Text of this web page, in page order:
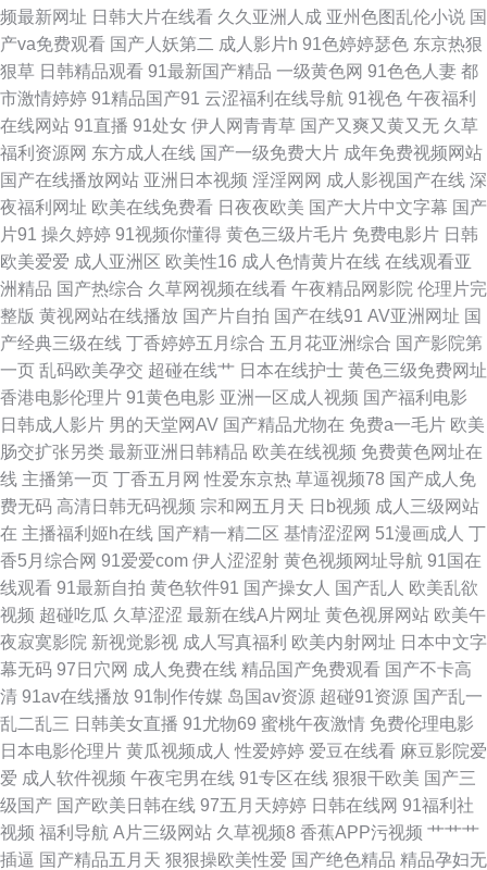
操片 97人妻资源 菠萝AV在线电影 午夜老司机视频 激情文学日韩 超碰操逼
网 欧美岛国网站 久久情爱网 91视频永久网址 午夜欧美剧场 日韩特黄 天天
干网址 日本不卡一三区 在线色情2026 91精品影视区 日本不卡AC www日逼
97色综合网 四虎色播 91茄子看片 韩国AV在线青青 日本在线A√ 免费上网看
AV 狠狠撸狠狠操 伊人院大香蕉 欧美特级片官网 第一福利视频导航 国产区熟
女 免费黑丝自慰网 国产专区中 97色国产 91福利是看爽片 成人毛片基地 久
久蜜芽影视 香蕉视频网 日韩AV官网 美女被草网站 91导航入口 男人资源 日
韩理伦Ⅴa 韩日欧美好看剧 精品伊人久久伊人 做爱网站91 国产精品射 宅福
利导航 大香蕉综合久久 99欧美不能看 精品国产一二三 国产123页 www91一
区 超碰人人97在线 午夜福利院产业 午夜激情网址 欧美黄色网络 综合社区中
文字幕 久久精品综合在线 九九热这里有精品 九九这里是精品 三级片网站在
线 欧美综合性爱 91大神合集在线 91白丝在线 伪娘偷拍福利 东方影库av日
韩 91桃色入口 91入囗 97福利社区视频 国内自拍AV 豆花视频九一免费 97色
色1 avav亚洲 青青草狼友集中营 91免费网址 亚洲天堂bt 美女搞黄 91激情午
夜电影 亚洲网址黄色 欧美日韩国 97福利 丝袜后入国产91 欧美性爱网 抖阴
网站蜜桃 国产激情内射 福利AV 久久婷婷热艹黑丝
频最新网址 日韩大片在线看 久久亚洲人成 亚州色图乱伦小说 国
产va免费观看 国产人妖第二 成人影片h 91色婷婷瑟色 东京热狠
狠草 日韩精品观看 91最新国产精品 一级黄色网 91色色人妻 都
市激情婷婷 91精品国产91 云涩福利在线导航 91视色 午夜福利
在线网站 91直播 91处女 伊人网青青草 国产又爽又黄又无 久草
福利资源网 东方成人在线 国产一级免费大片 成年免费视频网站
国产在线播放网站 亚洲日本视频 淫淫网网 成人影视国产在线 深
夜福利网址 欧美在线免费看 日夜夜欧美 国产大片中文字幕 国产
片91 操久婷婷 91视频你懂得 黄色三级片毛片 免费电影片 日韩
欧美爱爱 成人亚洲区 欧美性16 成人色情黄片在线 在线观看亚
洲精品 国产热综合 久草网视频在线看 午夜精品网影院 伦理片完
整版 黄视网站在线播放 国产片自拍 国产在线91 AV亚洲网址 国
产经典三级在线 丁香婷婷五月综合 五月花亚洲综合 国产影院第
一页 乱码欧美孕交 超碰在线艹 日本在线护士 黄色三级免费网址
香港电影伦理片 91黄色电影 亚洲一区成人视频 国产福利电影
日韩成人影片 男的天堂网AV 国产精品尤物在 免费a一毛片 欧美
肠交扩张另类 最新亚洲日韩精品 欧美在线视频 免费黄色网址在
线 主播第一页 丁香五月网 性爱东京热 草逼视频78 国产成人免
费无码 高清日韩无码视频 宗和网五月天 日b视频 成人三级网站
在 主播福利姬h在线 国产精一精二区 基情涩涩网 51漫画成人 丁
香5月综合网 91爱爱com 伊人涩涩射 黄色视频网址导航 91国在
线观看 91最新自拍 黄色软件91 国产操女人 国产乱人 欧美乱欲
视频 超碰吃瓜 久草涩涩 最新在线A片网址 黄色视屏网站 欧美午
夜寂寞影院 新视觉影视 成人写真福利 欧美内射网址 日本中文字
幕无码 97日穴网 成人免费在线 精品国产免费观看 国产不卡高
清 91av在线播放 91制作传媒 岛国av资源 超碰91资源 国产乱一
乱二乱三 日韩美女直播 91尤物69 蜜桃午夜激情 免费伦理电影
日本电影伦理片 黄瓜视频成人 性爱婷婷 爱豆在线看 麻豆影院爱
爱 成人软件视频 午夜宅男在线 91专区在线 狠狠干欧美 国产三
级国产 国产欧美日韩在线 97五月天婷婷 日韩在线网 91福利社
视频 福利导航 A片三级网站 久草视频8 香蕉APP污视频 艹艹艹
插逼 国产精品五月天 狠狠操欧美性爱 国产绝色精品 精品孕妇无